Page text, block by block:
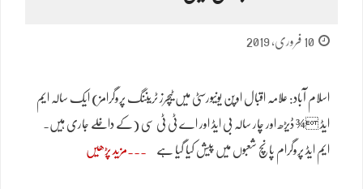
10 فروری, 2019
اسلام آباد: علامہ اقبال اوپن یونیورسٹی میں ٹیچرز ٹریننگ پروگرامز) ایک سالہ ایم
ایڈ ¾ ڈیڑھ اور چار سالہ بی ایڈ اور اے ٹی ٹی سی (کے داخلے جاری ہیں۔
ایم ایڈ پروگرام پانچ شعبوں میں پیش کیا گیا ہے مزید پڑھیں